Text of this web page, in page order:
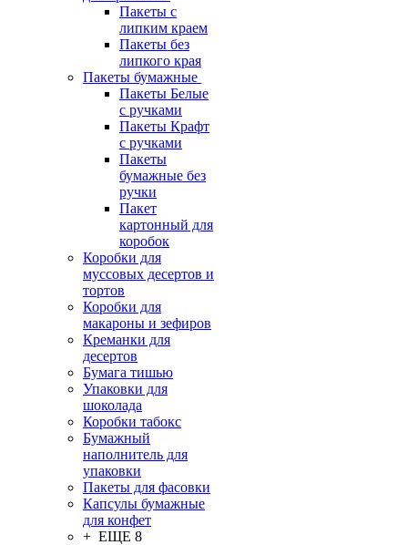
Пакеты с
липким краем
Пакеты без
липкого края
Пакеты бумажные
Пакеты Белые
с ручками
Пакеты Крафт
с ручками
Пакеты
бумажные без
ручки
Пакет
картонный для
коробок
Коробки для
муссовых десертов и
тортов
Коробки для
макароны и зефиров
Креманки для
десертов
Бумага тишью
Упаковки для
шоколада
Коробки табокс
Бумажный
наполнитель для
упаковки
Пакеты для фасовки
Капсулы бумажные
для конфет
+ ЕЩЕ 8